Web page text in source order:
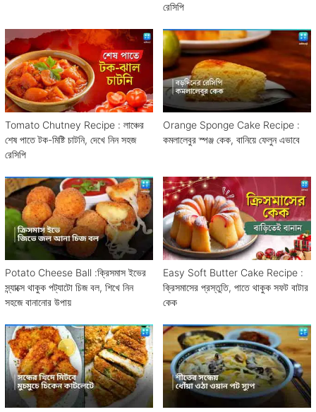
রেসিপি
Tomato Chutney Recipe : লাঞ্চের
শেষ পাতে টক-মিষ্টি চাটনি, দেখে নিন সহজ
রেসিপি
Orange Sponge Cake Recipe :
কমলালেবুর স্পঞ্জ কেক, বানিয়ে ফেলুন এভাবে
Potato Cheese Ball :ক্রিসমাস ইভের
স্ন্যাক্সে থাকুক পট্যাটো চিজ বল, শিখে নিন
সহজে বানানোর উপায়
Easy Soft Butter Cake Recipe :
ক্রিসমাসের প্রস্তুতি, পাতে থাকুক সফট বাটার
কেক